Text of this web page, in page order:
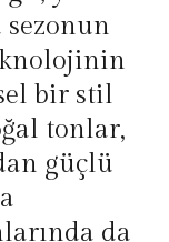
bir stil
tonlar,
güçlü
da